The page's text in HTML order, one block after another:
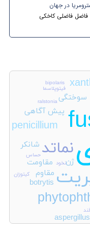
در جهان
فاضلی کاخکی
نماتد
penicillium
مقاومت
مقاوم
سوختگی
aspergillus
شانکر
botrytis
پیش آگاهی
ژننخود
ralstonia
حساس
فیتوپلاسما
کیتوزان
bipolaris